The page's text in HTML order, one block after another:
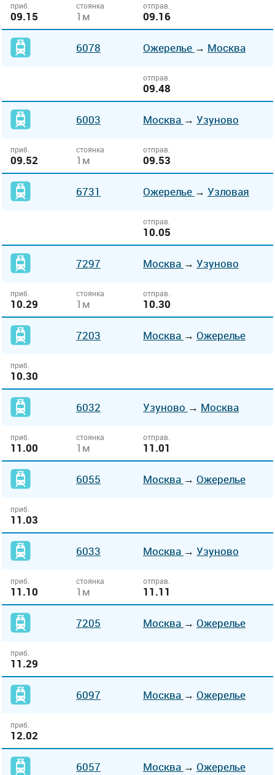
приб.
09.15
стоянка
1м
отправ.
09.16
6078 Ожерелье → Москва
отправ.
09.48
6003 Москва → Узуново
приб.
09.52
стоянка
1м
отправ.
09.53
6731 Ожерелье → Узловая
отправ.
10.05
7297 Москва → Узуново
приб.
10.29
стоянка
1м
отправ.
10.30
7203 Москва → Ожерелье
приб.
10.30
6032 Узуново → Москва
приб.
11.00
стоянка
1м
отправ.
11.01
6055 Москва → Ожерелье
приб.
11.03
6033 Москва → Узуново
приб.
11.10
стоянка
1м
отправ.
11.11
7205 Москва → Ожерелье
приб.
11.29
6097 Москва → Ожерелье
приб.
12.02
6057 Москва → Ожерелье